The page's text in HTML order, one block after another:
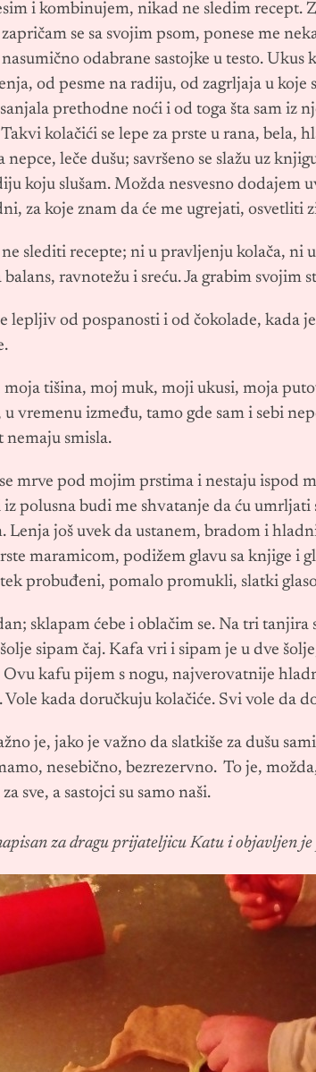
i kombinujem, nikad ne sledim recept.
se sa svojim psom, ponese me
odabrane sastojke u testo. Ukus
od pesme na radiju, od zagrljaja u koje
prethodne noći i od toga šta sam iz
kolačići se lepe za prste u rana, bela,
nepce, leče dušu; savršeno se slažu uz
koju slušam. Možda nesvesno dodajem
za koje znam da će me ugrejati, osvetliti
ne slediti recepte; ni u pravljenju kolača, ni
balans, ravnotežu i sreću. Ja grabim svojim
lepljiv od pospanosti i od čokolade, kada
tišina, moj muk, moji ukusi, moja
u vremenu između, tamo gde sam i sebi
nemaju smisla.
mrve pod mojim prstima i nestaju ispod
iz polusna budi me shvatanje da ću
Lenja još uvek da ustanem, bradom i
maramicom, podižem glavu sa knjige i
probuđeni, pomalo promukli, slatki
sklapam ćebe i oblačim se. Na tri tanjira
sipam čaj. Kafa vri i sipam je u dve
Ovu kafu pijem s nogu, najverovatnije
Vole kada doručkuju kolačiće. Svi vole da
je, jako je važno da slatkiše za dušu
nesebično, bezrezervno. To je,
sve, a sastojci su samo naši.
za dragu prijateljicu Katu i objavljen